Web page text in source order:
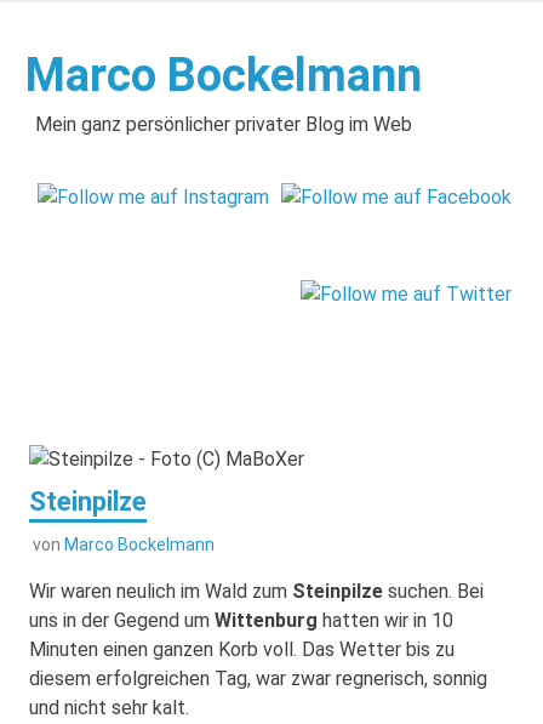
springen
Marco Bockelmann
Mein ganz persönlicher privater Blog im Web
Steinpilze
von Marco Bockelmann
Wir waren neulich im Wald zum Steinpilze suchen. Bei
uns in der Gegend um Wittenburg hatten wir in 10
Minuten einen ganzen Korb voll. Das Wetter bis zu
diesem erfolgreichen Tag, war zwar regnerisch, sonnig
und nicht sehr kalt.